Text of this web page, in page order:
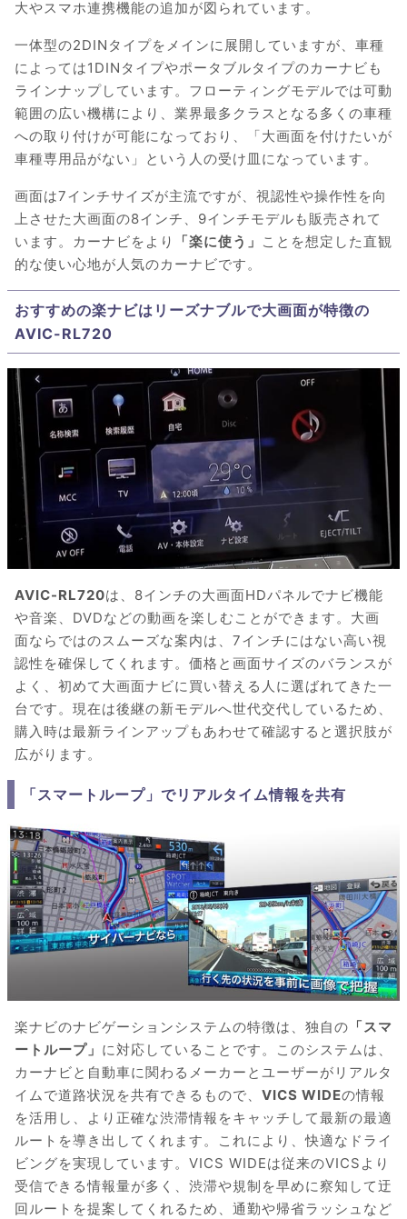
大やスマホ連携機能の追加が図られています。
一体型の2DINタイプをメインに展開していますが、車種
によっては1DINタイプやポータブルタイプのカーナビも
ラインナップしています。フローティングモデルでは可動
範囲の広い機構により、業界最多クラスとなる多くの車種
への取り付けが可能になっており、「大画面を付けたいが
車種専用品がない」という人の受け皿になっています。
画面は7インチサイズが主流ですが、視認性や操作性を向
上させた大画面の8インチ、9インチモデルも販売されて
います。カーナビをより
「楽に使う」 ことを想定した直観
的な使い心地が人気のカーナビです。
おすすめの楽ナビはリーズナブルで大画面が特徴の
AVIC-RL720
AVIC-RL720は、8インチの大画面HDパネルでナビ機能
や音楽、DVDなどの動画を楽しむことができます。大画
面ならではのスムーズな案内は、7インチにはない高い視
認性を確保してくれます。価格と画面サイズのバランスが
よく、初めて大画面ナビに買い替える人に選ばれてきた一
台です。現在は後継の新モデルへ世代交代しているため、
購入時は最新ラインアップもあわせて確認すると選択肢が
広がります。
「スマートループ」でリアルタイム情報を共有
楽ナビのナビゲーションシステムの特徴は、独自の 「スマ
ートループ」 に対応していることです。このシステムは、
カーナビと自動車に関わるメーカーとユーザーがリアルタ
イムで道路状況を共有できるもので、 VICS WIDEの情報
を活用し、より正確な渋滞情報をキャッチして最新の最適
ルートを導き出してくれます。これにより、快適なドライ
ビングを実現しています。VICS WIDEは従来のVICSより
受信できる情報量が多く、渋滞や規制を早めに察知して迂
回ルートを提案してくれるため、通勤や帰省ラッシュなど